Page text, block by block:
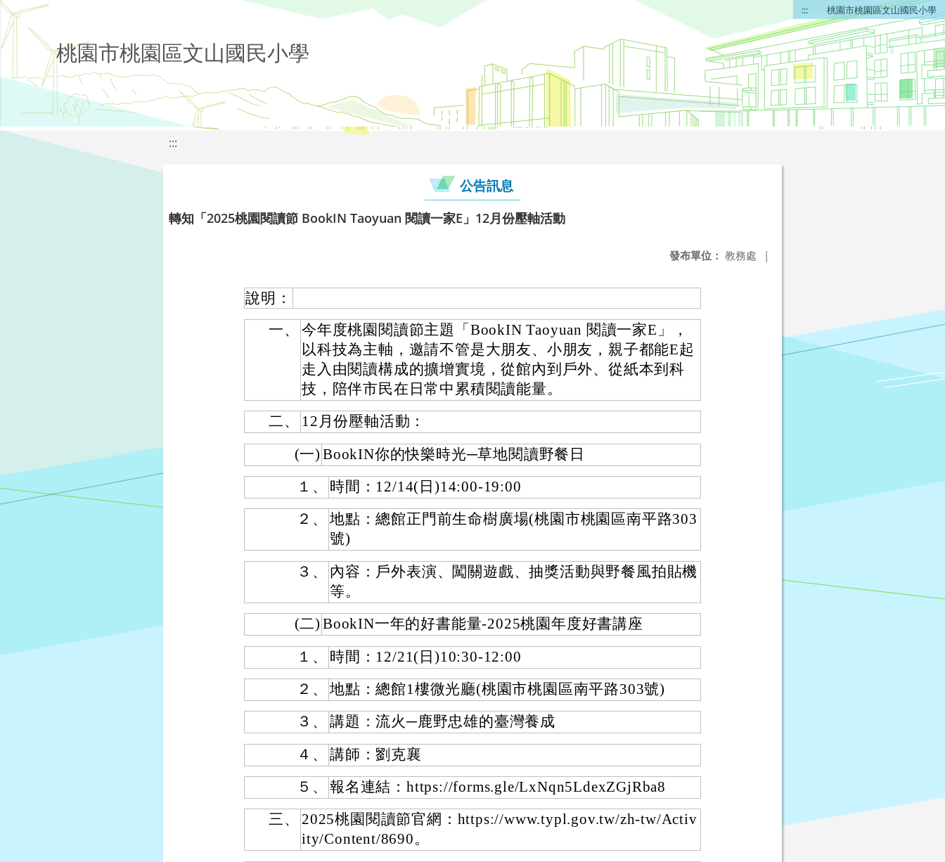
::: 桃園市桃園區文山國民小學
桃園市桃園區文山國民小學
:::
公告訊息
轉知「2025桃園閱讀節 BookIN Taoyuan 閱讀一家E」12月份壓軸活動
發布單位： 教務處 |
說明：
一、
今年度桃園閱讀節主題「BookIN Taoyuan 閱讀一家E」，
以科技為主軸，邀請不管是大朋友、小朋友，親子都能E起
走入由閱讀構成的擴增實境，從館內到戶外、從紙本到科
技，陪伴市民在日常中累積閱讀能量。
二、
12月份壓軸活動：
(一) BookIN你的快樂時光─草地閱讀野餐日
１、
時間：12/14(日)14:00-19:00
２、
地點：總館正門前生命樹廣場(桃園市桃園區南平路303
號)
３、
內容：戶外表演、闖關遊戲、抽獎活動與野餐風拍貼機
等。
(二) BookIN一年的好書能量-2025桃園年度好書講座
１、
時間：12/21(日)10:30-12:00
２、
地點：總館1樓微光廳(桃園市桃園區南平路303號)
３、
講題：流火─鹿野忠雄的臺灣養成
４、
講師：劉克襄
５、
報名連結：https://forms.gle/LxNqn5LdexZGjRba8
三、
2025桃園閱讀節官網：https://www.typl.gov.tw/zh-tw/Activ
ity/Content/8690。